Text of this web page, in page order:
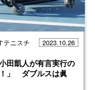
テニスチ
2023.10.26
田凱人が有言実行の
」 ダブルスは眞